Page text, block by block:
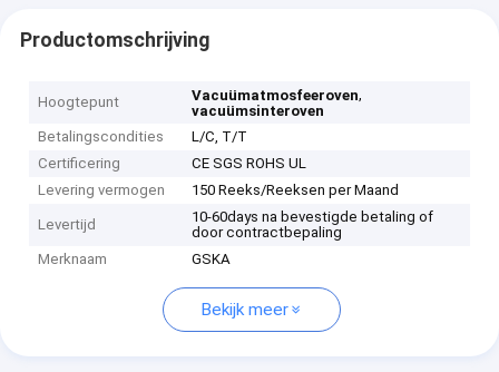
Productomschrijving
Hoogtepunt Vacuümatmosfeeroven,
vacuümsinteroven
Betalingscondities
L/C, T/T
Certificering
CE SGS ROHS UL
Levering vermogen
150 Reeks/Reeksen per Maand
Levertijd
10-60days na bevestigde betaling of
door contractbepaling
Merknaam
GSKA
Bekijk meer